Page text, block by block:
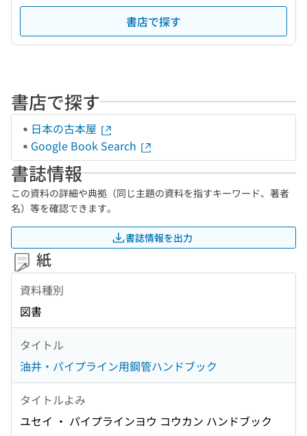
書店で探す
書店で探す
日本の古本屋
Google Book Search
書誌情報
この資料の詳細や典拠（同じ主題の資料を指すキーワード、著者
名）等を確認できます。
書誌情報を出力
紙
資料種別
図書
タイトル
油井・パイプライン用鋼管ハンドブック
タイトルよみ
ユセイ ・ パイプラインヨウ コウカン ハンドブック